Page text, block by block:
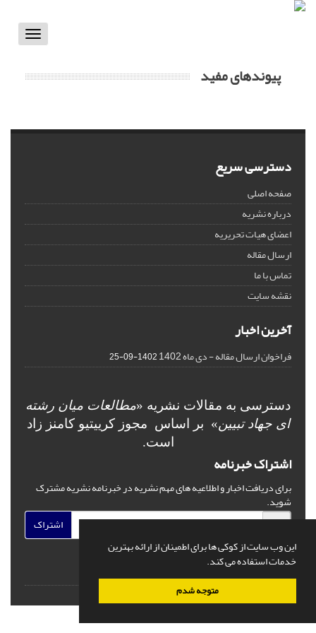
این وب سایت از کوکی ها برای اطمینان از ارائه بهترین
خدمات استفاده می کند.
متوجه شدم
Toggle
پیوندهای مفید
دسترسی سریع
صفحه اصلی
درباره نشریه
اعضای هیات تحریریه
ارسال مقاله
تماس با ما
نقشه سایت
آخرین اخبار
فراخوان ارسال مقاله - دی ماه 1402 1402-09-25
دسترسی به مقالات نشریه «مطالعات میان رشته
ای جهاد تبیین» بر اساس مجوز کرییتیو کامنز زاد
است.
اشتراک خبرنامه
برای دریافت اخبار و اطلاعیه های مهم نشریه در خبرنامه نشریه مشترک
شوید.
اشتراک
© سامانه مدیریت نشریات علمی.